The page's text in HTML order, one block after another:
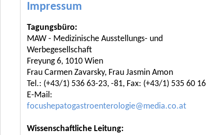
Impressum
Tagungsbüro:
MAW - Medizinische Ausstellungs- und
Werbegesellschaft
Freyung 6, 1010 Wien
Frau Carmen Zavarsky, Frau Jasmin Amon
Tel.: (+43/1) 536 63-23, -81, Fax: (+43/1) 535 60 16
E-Mail:
focushepatogastroenterologie@media.co.at
Wissenschaftliche Leitung: